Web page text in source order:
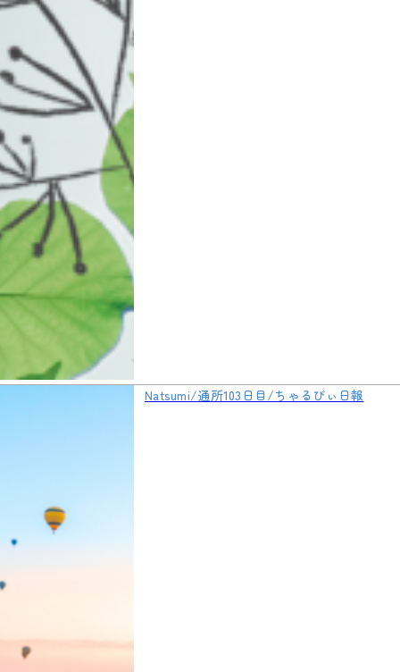
Natsumi/通所103日目/ちゃるびぃ日報